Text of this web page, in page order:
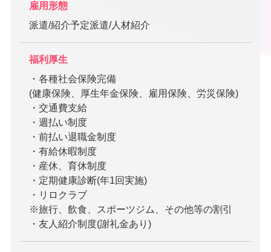
雇用形態
派遣/紹介予定派遣/人材紹介
福利厚生
・各種社会保険完備
(健康保険、厚生年金保険、雇用保険、労災保険)
・交通費支給
・週払い制度
・前払い退職金制度
・有給休暇制度
・産休、育休制度
・定期健康診断(年1回実施)
・リロクラブ
※旅行、飲食、スポーツジム、その他等の割引
・友人紹介制度(謝礼金あり)